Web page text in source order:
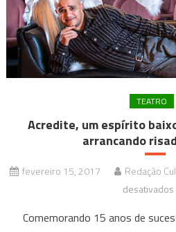
TEATRO
Acredite, um espírito
arrancando
fevereiro 15, 2017 Redação
desativados
Comemorando 15 anos de